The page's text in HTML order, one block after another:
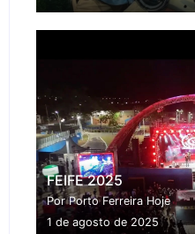
FEIFE 2025
Por Porto Ferreira Hoje
1 de agosto de 2025